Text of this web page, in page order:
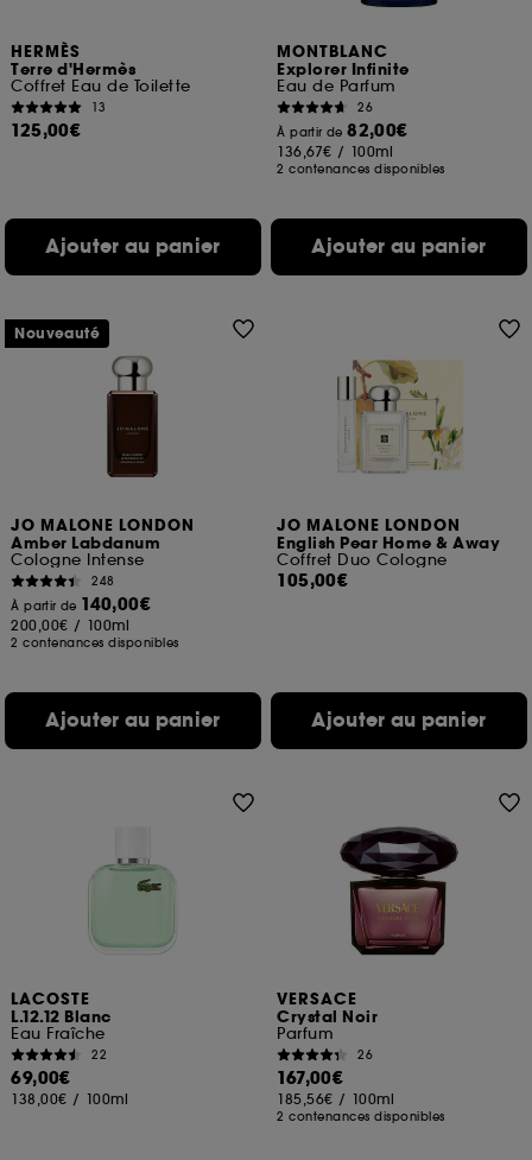
HERMÈS
Terre d'Hermès
Coffret Eau de Toilette
13
125,00€
Ajouter au panier
MONTBLANC
Explorer Infinite
Eau de Parfum
26
À partir de82,00€
136,67€ / 100ml
2 contenances disponibles
Ajouter au panier
JO MALONE LONDON
Amber Labdanum
Cologne Intense
248
À partir de 140,00€
200,00€ / 100ml
2 contenances disponibles
Ajouter au panier
Nouveauté
JO MALONE LONDON
English Pear Home & Away
Coffret Duo Cologne
105,00€
Ajouter au panier
LACOSTE
L.12.12 Blanc
Eau Fraîche
22
69,00€
138,00€ / 100ml
VERSACE
Crystal Noir
Parfum
26
167,00€
185,56€ / 100ml
2 contenances disponibles